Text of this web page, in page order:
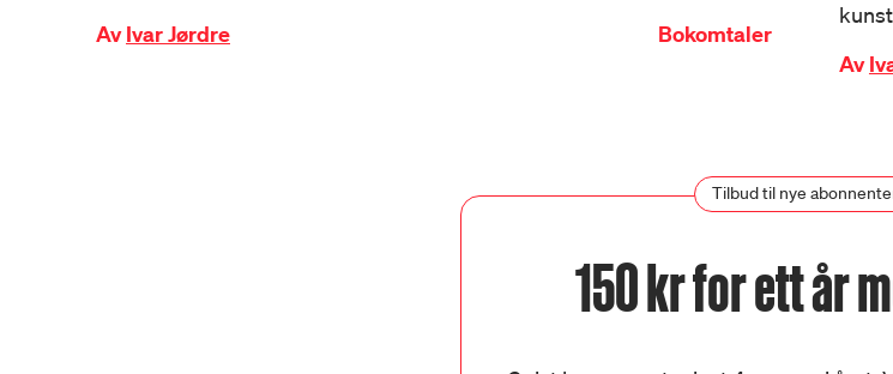
AvIvar Jørdre Bokomtaler
Av
Tilbud til nye
150 kr for ett år